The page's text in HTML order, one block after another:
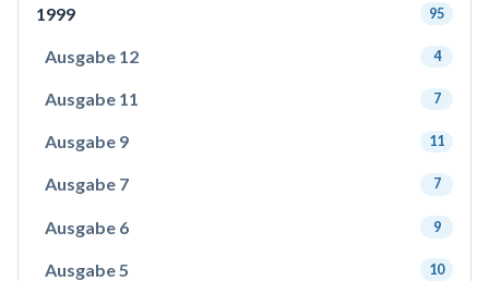
1999 95
Ausgabe 12 4
Ausgabe 11 7
Ausgabe 9 11
Ausgabe 7 7
Ausgabe 6 9
Ausgabe 5 10